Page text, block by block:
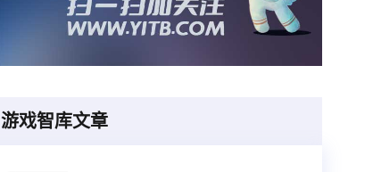
游戏智库文章